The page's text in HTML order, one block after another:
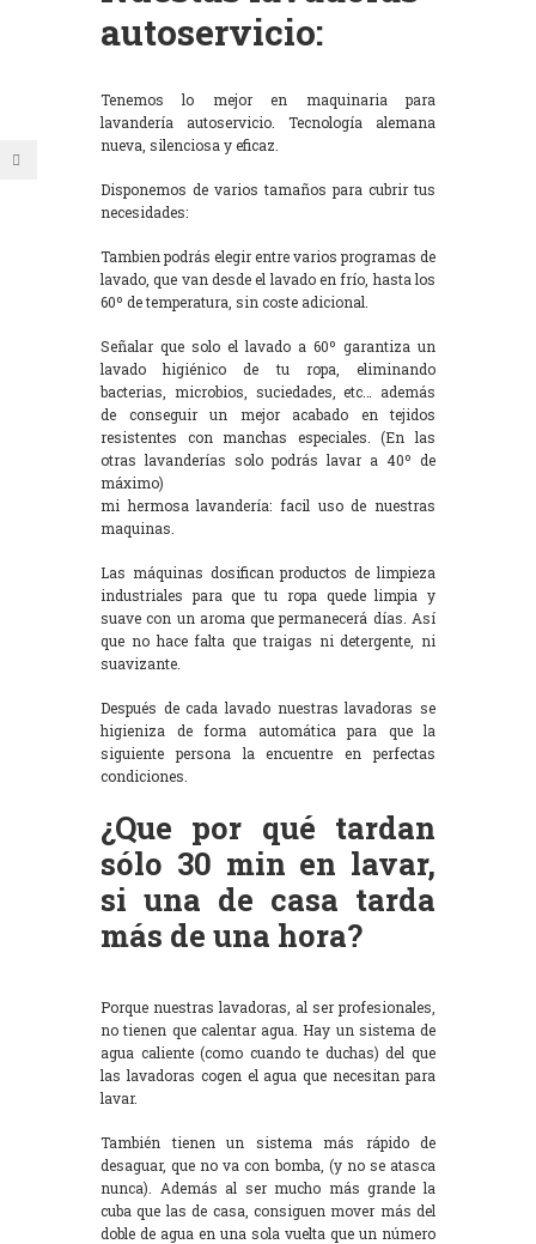
autoservicio:
Tenemos lo mejor en maquinaria para
lavandería autoservicio. Tecnología alemana
nueva, silenciosa y eficaz.
Disponemos de varios tamaños para cubrir tus
necesidades:
Tambien podrás elegir entre varios programas de
lavado, que van desde el lavado en frío, hasta los
60º de temperatura, sin coste adicional.
Señalar que solo el lavado a 60º garantiza un
lavado higiénico de tu ropa, eliminando
bacterias, microbios, suciedades, etc… además
de conseguir un mejor acabado en tejidos
resistentes con manchas especiales. (En las
otras lavanderías solo podrás lavar a 40º de
máximo)
mi hermosa lavandería: facil uso de nuestras
maquinas.
Las máquinas dosifican productos de limpieza
industriales para que tu ropa quede limpia y
suave con un aroma que permanecerá días. Así
que no hace falta que traigas ni detergente, ni
suavizante.
Después de cada lavado nuestras lavadoras se
higieniza de forma automática para que la
siguiente persona la encuentre en perfectas
condiciones.
¿Que por qué tardan
sólo 30 min en lavar,
si una de casa tarda
más de una hora?
Porque nuestras lavadoras, al ser profesionales,
no tienen que calentar agua. Hay un sistema de
agua caliente (como cuando te duchas) del que
las lavadoras cogen el agua que necesitan para
lavar.
También tienen un sistema más rápido de
desaguar, que no va con bomba, (y no se atasca
nunca). Además al ser mucho más grande la
cuba que las de casa, consiguen mover más del
doble de agua en una sola vuelta que un número